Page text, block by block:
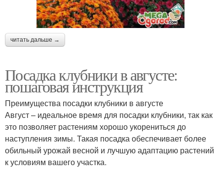
читать дальше →
Посадка клубники в августе:
пошаговая инструкция
Преимущества посадки клубники в августе
Август – идеальное время для посадки клубники, так как
это позволяет растениям хорошо укорениться до
наступления зимы. Такая посадка обеспечивает более
обильный урожай весной и лучшую адаптацию растений
к условиям вашего участка.